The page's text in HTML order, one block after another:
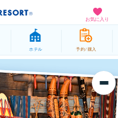
お気に入り
ホテル 予約 / 購入